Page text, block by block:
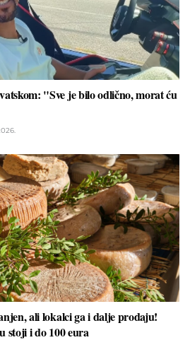
"Sve je bilo odlično, morat ću
ali lokalci ga i dalje prodaju!
stoji i do 100 eura